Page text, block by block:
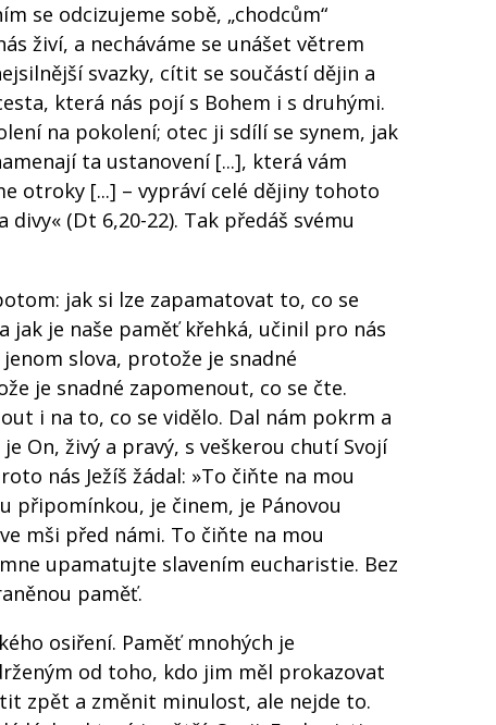
se odcizujeme sobě, „chodcům“
živí, a necháváme se unášet větrem
svazky, cítit se součástí dějin a
která nás pojí s Bohem i s druhými.
na pokolení; otec ji sdílí se synem, jak
ta ustanovení [...], která vám
otroky [...] – vypráví celé dějiny tohoto
(Dt 6,20-22). Tak předáš svému
jak si lze zapamatovat to, co se
jak je naše paměť křehká, učinil pro nás
slova, protože je snadné
je snadné zapomenout, co se čte.
i na to, co se vidělo. Dal nám pokrm a
On, živý a pravý, s veškerou chutí Svojí
nás Ježíš žádal: »To čiňte na mou
připomínkou, je činem, je Pánovou
mši před námi. To čiňte na mou
upamatujte slavením eucharistie. Bez
paměť.
osiření. Paměť mnohých je
od toho, kdo jim měl prokazovat
zpět a změnit minulost, ale nejde to.